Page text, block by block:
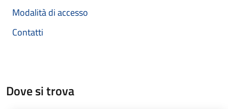
Modalità di accesso
Contatti
Dove si trova